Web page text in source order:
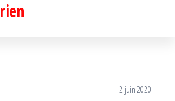
2 juin 2020